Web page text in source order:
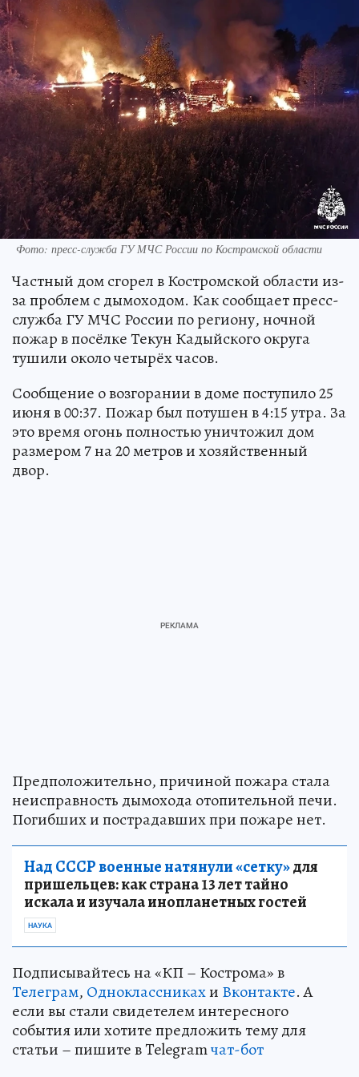
Фото: пресс-служба ГУ МЧС России по Костромской области
Частный дом сгорел в Костромской области из-
за проблем с дымоходом. Как сообщает пресс-
служба ГУ МЧС России по региону, ночной
пожар в посёлке Текун Кадыйского округа
тушили около четырёх часов.
Сообщение о возгорании в доме поступило 25
июня в 00:37. Пожар был потушен в 4:15 утра. За
это время огонь полностью уничтожил дом
размером 7 на 20 метров и хозяйственный
двор.
Предположительно, причиной пожара стала
неисправность дымохода отопительной печи.
Погибших и пострадавших при пожаре нет.
Над СССР военные натянули «сетку»для
пришельцев: как страна 13 лет тайно
искала и изучала инопланетных гостей
НАУКА
Подписывайтесь на «КП – Кострома» в
Телеграм, Одноклассникахи Вконтакте. А
если вы стали свидетелем интересного
события или хотите предложить тему для
статьи – пишите в Telegramчат-бот